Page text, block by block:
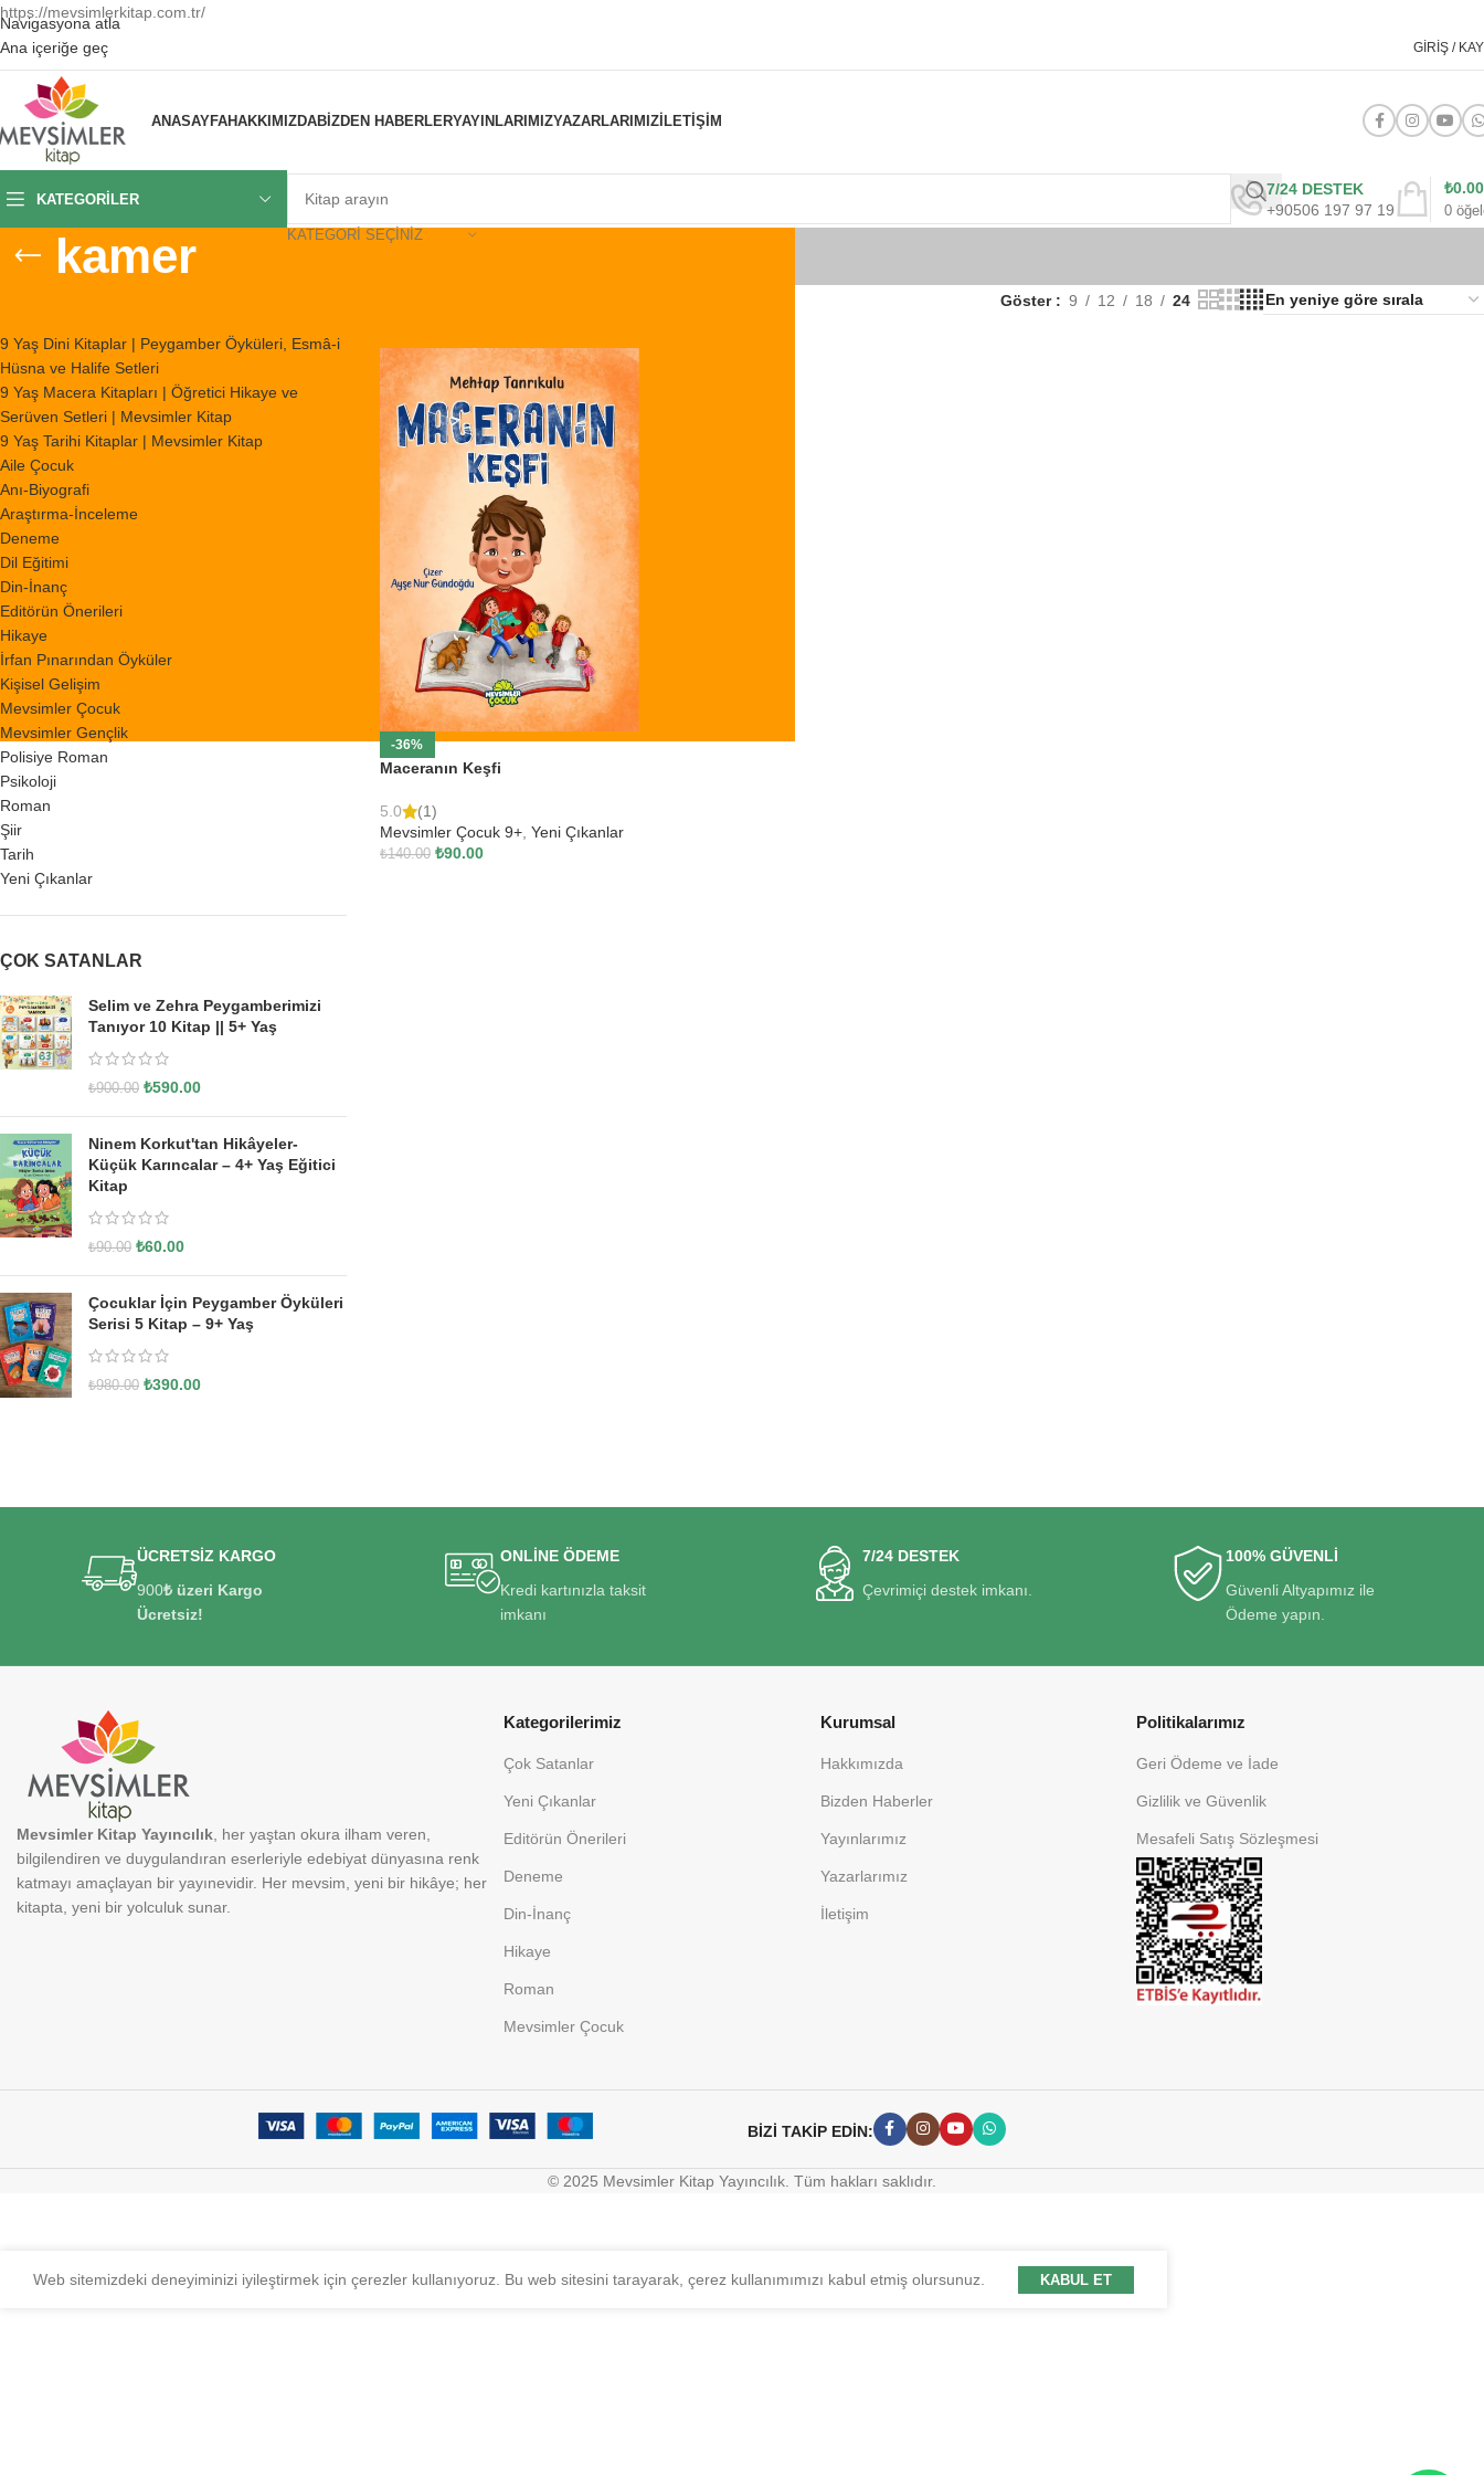
https://mevsimlerkitap.com.tr/
Navigasyona atla
Ana içeriğe geç
GIRIŞ /
ANASAYFAHAKKIMIZDABIZDEN HABERLERYAYINLARIMIZYAZARLARIMIZİLETIŞIM
KATEGORILER
KATEGORI SEÇINIZ
7/24 DESTEK
+90506 197 97 19
0
₺0.00
kamer
9 Yaş Dini Kitaplar | Peygamber Öyküleri, Esmâ-i
Hüsna ve Halife Setleri
9 Yaş Macera Kitapları | Öğretici Hikaye ve
Serüven Setleri | Mevsimler Kitap
9 Yaş Tarihi Kitaplar | Mevsimler Kitap
Aile Çocuk
Anı-Biyografi
Araştırma-İnceleme
Deneme
Dil Eğitimi
Din-İnanç
Editörün Önerileri
Hikaye
İrfan Pınarından Öyküler
Kişisel Gelişim
Mevsimler Çocuk
Mevsimler Gençlik
Polisiye Roman
Psikoloji
Roman
Şiir
Tarih
Yeni Çıkanlar
ÇOK SATANLAR
Selim ve Zehra Peygamberimizi
Tanıyor 10 Kitap || 5+ Yaş
₺900.00 ₺590.00
Ninem Korkut'tan Hikâyeler-
Küçük Karıncalar – 4+ Yaş Eğitici
Kitap
₺90.00 ₺60.00
Çocuklar İçin Peygamber Öyküleri
Serisi 5 Kitap – 9+ Yaş
₺980.00 ₺390.00
Göster 9 12 18 24
-36%
Maceranın Keşfi
5.0
(1)
Mevsimler Çocuk 9+, Yeni Çıkanlar
₺140.00 ₺90.00
ÜCRETSİZ KARGO
900₺ üzeri Kargo
Ücretsiz!
ONLİNE ÖDEME
Kredi kartınızla taksit
imkanı
7/24 DESTEK
Çevrimiçi destek imkanı.
100% GÜVENLİ
Güvenli Altyapımız ile
Ödeme yapın.
Kategorilerimiz
Çok Satanlar
Yeni Çıkanlar
Editörün Önerileri
Deneme
Din-İnanç
Hikaye
Roman
Mevsimler Çocuk
Kurumsal
Hakkımızda
Bizden Haberler
Yayınlarımız
Yazarlarımız
İletişim
Politikalarımız
Geri Ödeme ve İade
Gizlilik ve Güvenlik
Mesafeli Satış Sözleşmesi
Mevsimler Kitap Yayıncılık , her yaştan okura ilham veren,
bilgilendiren ve duygulandıran eserleriyle edebiyat dünyasına renk
katmayı amaçlayan bir yayınevidir. Her mevsim, yeni bir hikâye; her
kitapta, yeni bir yolculuk sunar.
BİZİ TAKİP EDİN:
© 2025 Mevsimler Kitap Yayıncılık. Tüm hakları saklıdır.
Web sitemizdeki deneyiminizi iyileştirmek için çerezler kullanıyoruz. Bu web sitesini tarayarak, çerez kullanımımızı kabul etmiş olursunuz. KABUL ET